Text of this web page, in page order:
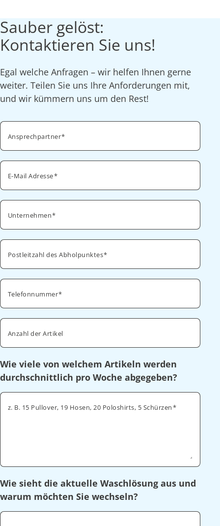
Sauber gelöst:
Kontaktieren Sie uns!
Egal welche Anfragen – wir helfen Ihnen gerne
weiter. Teilen Sie uns Ihre Anforderungen mit,
und wir kümmern uns um den Rest!
Ansprechpartner
E-Mail Adresse
Unternehmen
Postleitzahl des Abholpunktes
Telefonnummer
Anzahl der Artikel
Wie viele von welchem Artikeln werden
durchschnittlich pro Woche abgegeben?
z. B. 15 Pullover, 19 Hosen, 20 Poloshirts, 5 Schürzen
Wie sieht die aktuelle Waschlösung aus und
warum möchten Sie wechseln?